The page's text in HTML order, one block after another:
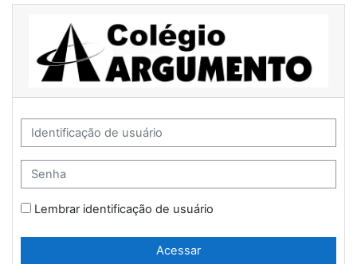
Ir para o conteúdo principal
Identificação de usuário
Senha
Lembrar identificação de usuário
Acessar